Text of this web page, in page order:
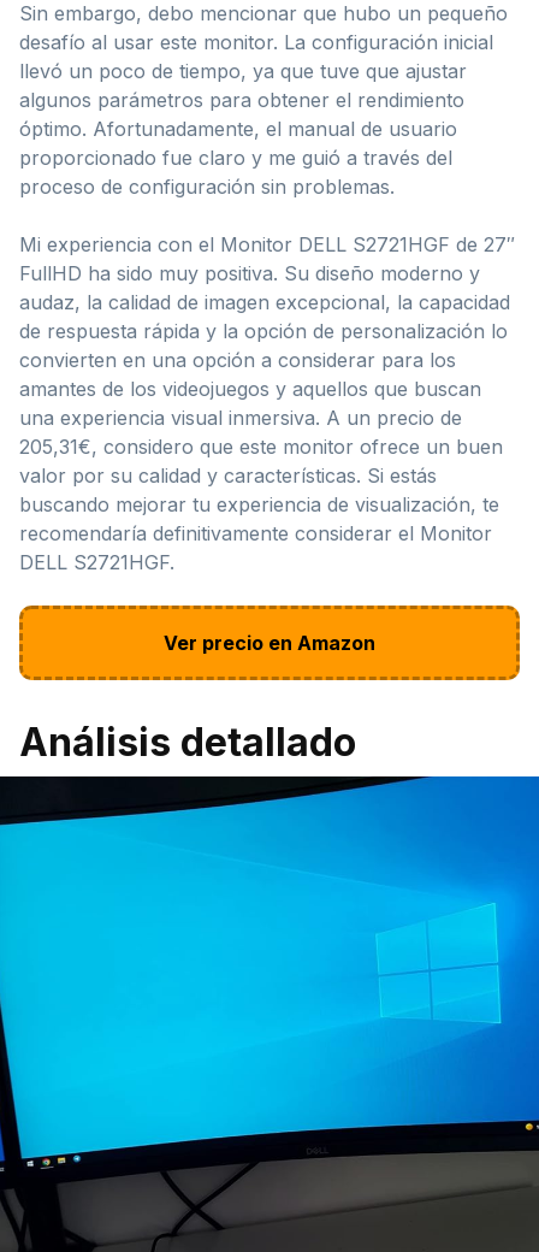
Sin embargo, debo mencionar que hubo un pequeño
desafío al usar este monitor. La configuración inicial
llevó un poco de tiempo, ya que tuve que ajustar
algunos parámetros para obtener el rendimiento
óptimo. Afortunadamente, el manual de usuario
proporcionado fue claro y me guió a través del
proceso de configuración sin problemas.
Mi experiencia con el Monitor DELL S2721HGF de 27″
FullHD ha sido muy positiva. Su diseño moderno y
audaz, la calidad de imagen excepcional, la capacidad
de respuesta rápida y la opción de personalización lo
convierten en una opción a considerar para los
amantes de los videojuegos y aquellos que buscan
una experiencia visual inmersiva. A un precio de
205,31€, considero que este monitor ofrece un buen
valor por su calidad y características. Si estás
buscando mejorar tu experiencia de visualización, te
recomendaría definitivamente considerar el Monitor
DELL S2721HGF.
Ver precio en Amazon
Análisis detallado